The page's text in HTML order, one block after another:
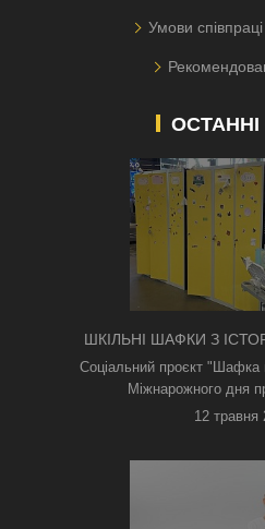
Умови
ОСТАННІ
ШКІЛЬНІ ШАФКИ З
З'ЯВИЛИСЯ
Соціальний проєкт "Шафка
Міжнарожного дня
12 травня